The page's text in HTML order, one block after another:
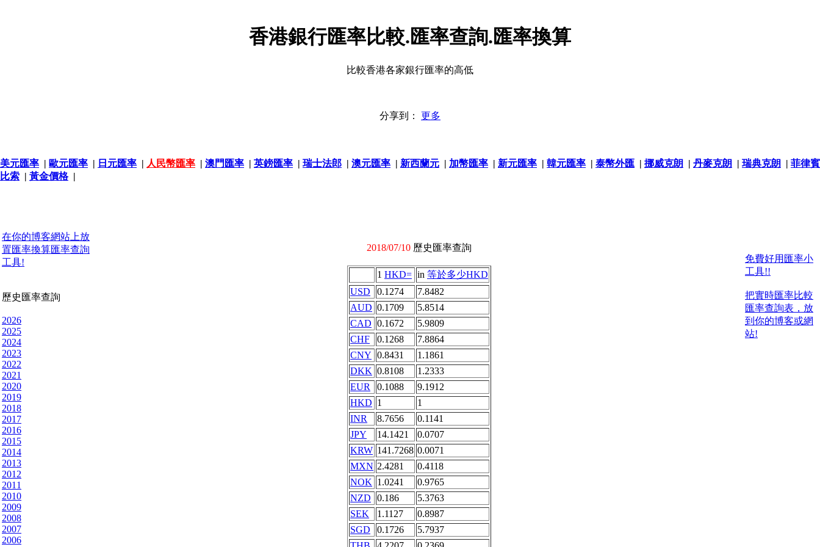
香港銀行匯率比較.匯率查詢.匯率換算
比較香港各家銀行匯率的高低
分享到： 更多
美元匯率 | 歐元匯率 | 日元匯率 | 人民幣匯率 | 澳門匯率 | 英鎊匯率 | 瑞士法郎 | 澳元匯率 | 新西蘭元 | 加幣匯率 | 新元匯率 | 韓元匯率 | 泰幣外匯 | 挪威克朗 | 丹麥克朗 | 瑞典克朗 | 菲律賓
比索 | 黃金價格|
在你的博客網站上放
置匯率換算匯率查詢
工具!
歷史匯率查詢
2026
2025
2024
2023
2022
2021
2020
2019
2018
2017
2016
2015
2014
2013
2012
2011
2010
2009
2008
2007
2006
2018/07/10 歷史匯率查詢
1 HKD= in 等於多少HKD
USD
0.1274
7.8482
AUD 0.1709
5.8514
CAD 0.1672
5.9809
CHF
0.1268
7.8864
CNY 0.8431
1.1861
DKK 0.8108
1.2333
EUR
0.1088
9.1912
HKD 1
1
INR
8.7656
0.1141
JPY
14.1421
0.0707
KRW 141.7268 0.0071
MXN 2.4281
0.4118
NOK 1.0241
0.9765
NZD
0.186
5.3763
SEK
1.1127
0.8987
SGD
0.1726
5.7937
免費好用匯率小
工具!!
把實時匯率比較
匯率查詢表，放
到你的博客或網
站!